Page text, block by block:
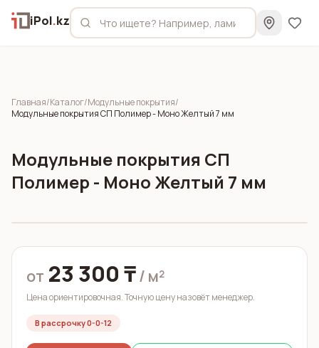
iPol.kz
Главная/Каталог/Модульные покрытия/
Модульные покрытия СП Полимер - Моно Желтый 7 мм
Модульные покрытия СП
Полимер - Моно Желтый 7 мм
от 23 300 ₸/ м²
Цена ориентировочная. Точную цену назовёт менеджер.
В рассрочку 0-0-12